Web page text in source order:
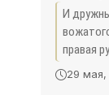
И
правая
головой,
прижаты
29 мая,